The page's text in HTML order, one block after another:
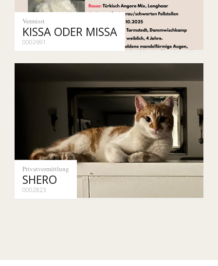
Vermisst
KISSA ODER MISSA
0002691
Privatvermittlung
SHERO
0002823